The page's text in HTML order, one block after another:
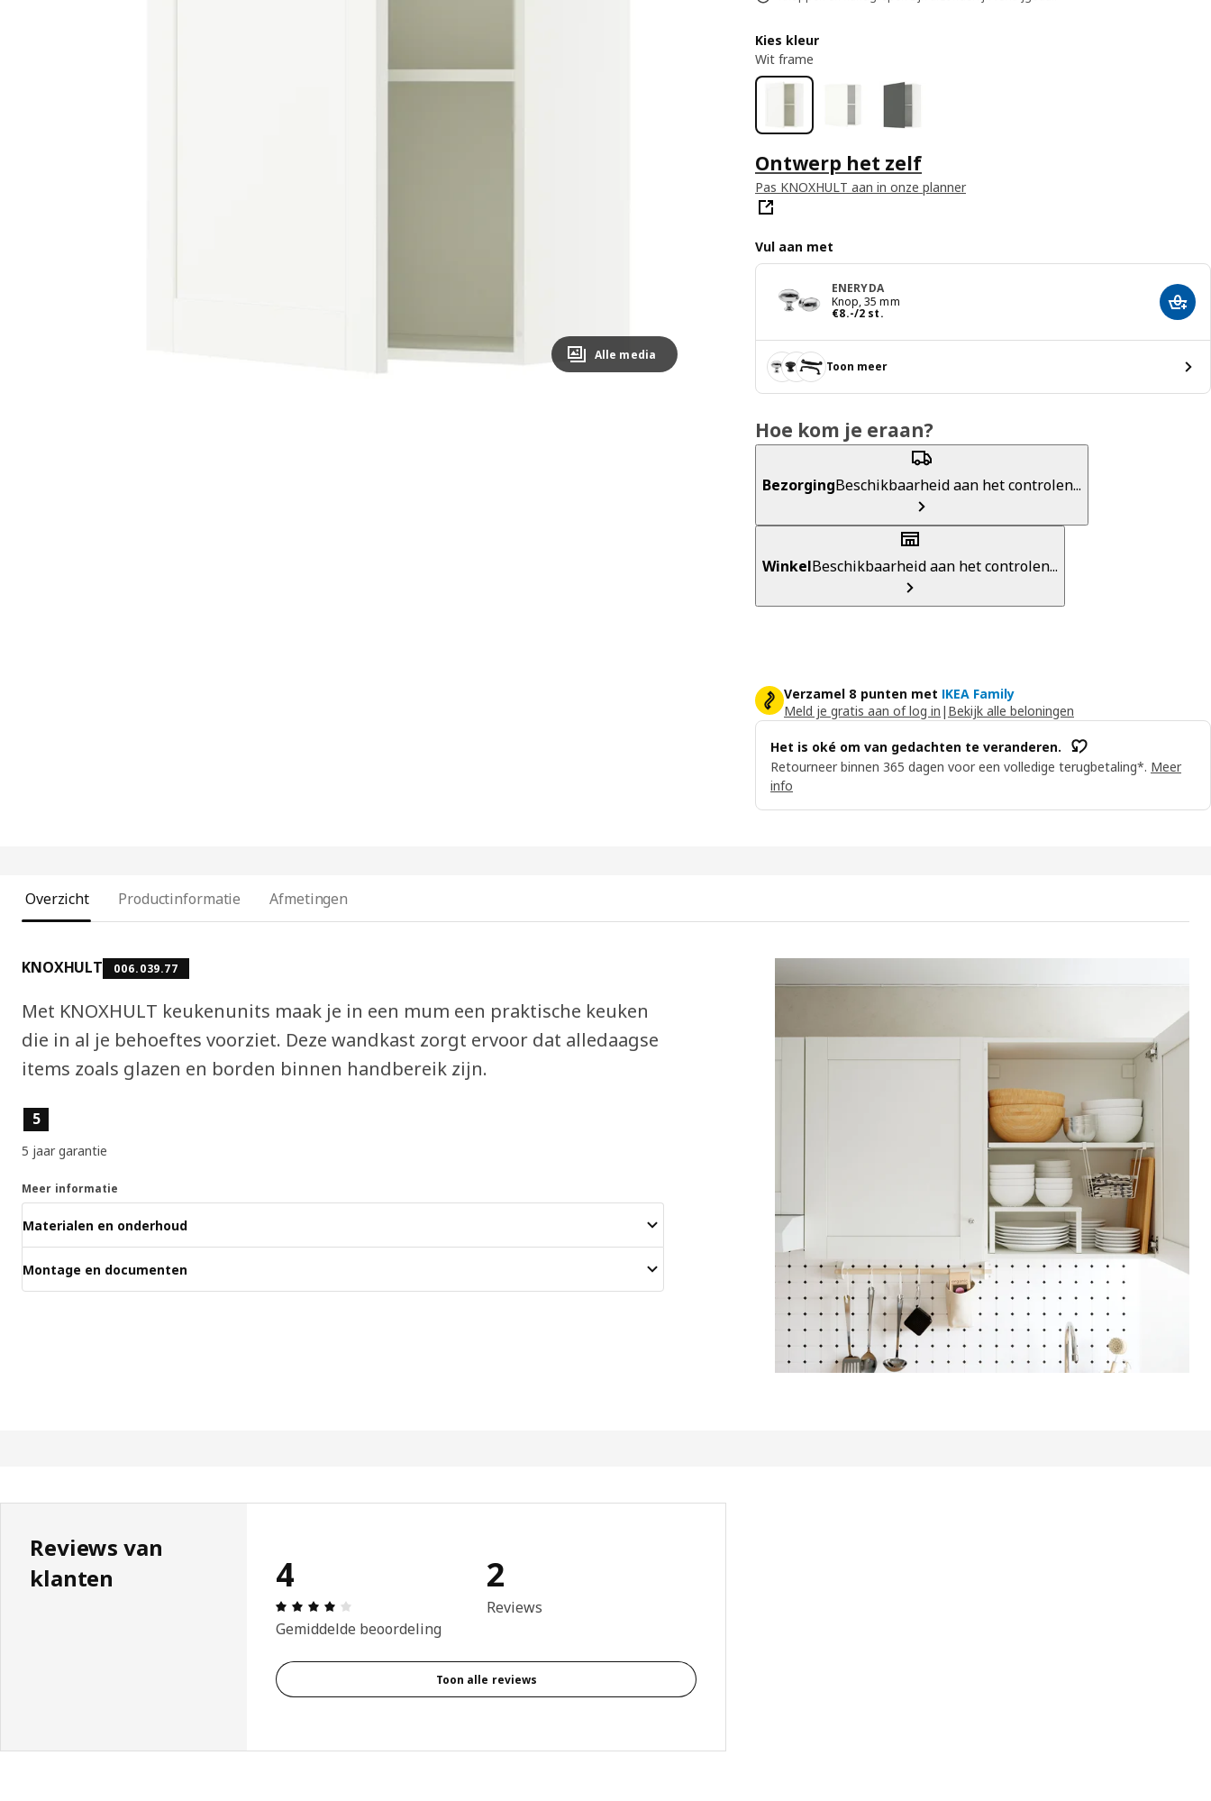
Alle media
Kies kleur
Wit frame
Ontwerp het zelf
Pas KNOXHULT aan in onze planner
Vul aan met
ENERYDA
Knop, 35 mm
€8.-/2 st.
Prijs € 8.-/2 st. Voeg
Toon meer
Hoe kom je eraan?
BezorgingBeschikbaarheid aan het controlen...
WinkelBeschikbaarheid aan het controlen...
Verzamel 8 punten met IKEA Family
Meld je gratis aan of log in | Bekijk alle beloningen
Het is oké om van gedachten te veranderen.
Retourneer binnen 365 dagen voor een volledige terugbetaling*. Meer
info
Overzicht Productinformatie Afmetingen
KNOXHULT 006.039.77
Met KNOXHULT keukenunits maak je in een mum een praktische keuken
die in al je behoeftes voorziet. Deze wandkast zorgt ervoor dat alledaagse
items zoals glazen en borden binnen handbereik zijn.
Producteigenschappen
5
5 jaar garantie
Meer informatie
Materialen en onderhoud
Montage en documenten
Reviews van
klanten
4
Review: 4 van 5 sterren. Totaal beoordelingen: 2
Gemiddelde beoordeling
2
Reviews
Toon alle reviews